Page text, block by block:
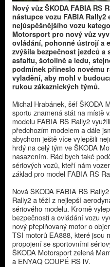
Nový vůz ŠKODA FABIA RS
nástupce vozu FABIA
nejúspěšnějšího vozu
Motorsport pro nový vůz
ovládání, pohonné ústrojí a
zvýšila bezpečnost jezdců a
asfaltu, šotolině a ledu,
podmínek přineslo novému
vyladění, aby mohl v
rukou zákaznických týmů.
Michal Hrabánek, šéf ŠKODA
sportu znamená stát na místě
modelu FABIA RS Rally2
předchozím modelem a dále
abychom ještě více vylepšili
hrdý na celý tým ve ŠKODA
nasazením. Rád bych také
sériových vozů, kteří nám
základ pro model FABIA RS
Nová ŠKODA FABIA RS
Rally2 a těží z nejlepší
sériového modelu. Kromě
bezpečnosti a ovládání vozu
nový přeplňovaný motor o
TSI motorů EA888, které jsou
propojení se sportovními
ŠKODA Motorsport zelená
a ENYAQ COUPÉ RS iV.